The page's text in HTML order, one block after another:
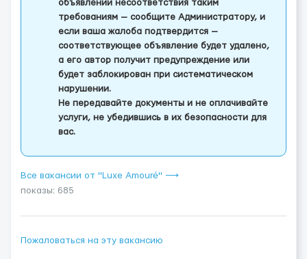
объявлении несоответствия таким
требованиям — сообщите Администратору, и
если ваша жалоба подтвердится —
соответствующее объявление будет удалено,
а его автор получит предупреждение или
будет заблокирован при систематическом
нарушении.
Не передавайте документы и не оплачивайте
услуги, не убедившись в их безопасности для
вас.
Все вакансии от "Luxe Amouré" ⟶
показы: 685
Пожаловаться на эту вакансию